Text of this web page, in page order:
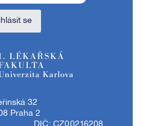
se
32
Praha 2